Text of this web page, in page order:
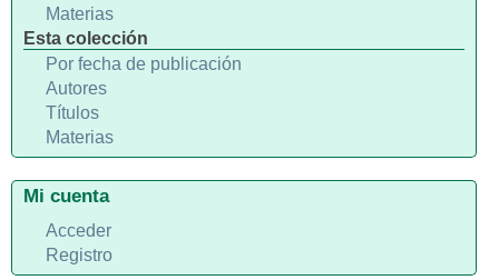
Materias
Esta colección
Por fecha de publicación
Autores
Títulos
Materias
Mi cuenta
Acceder
Registro